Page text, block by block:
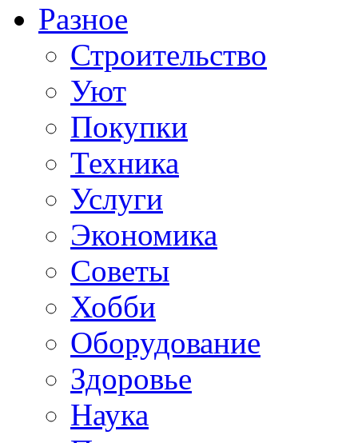
Разное
Строительство
Уют
Покупки
Техника
Услуги
Экономика
Советы
Хобби
Oборудование
Здоровье
Наука